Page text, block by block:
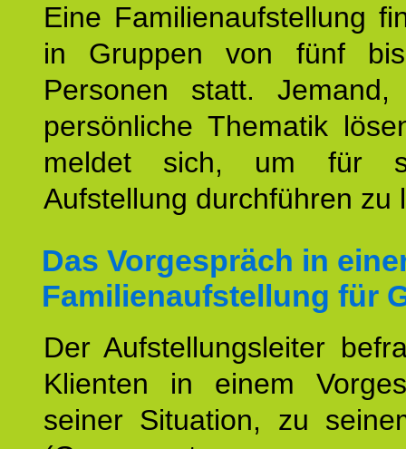
Eine Familienaufstellung
in Gruppen von fünf
Personen statt.
persönliche Thematik
meldet sich, um für
Aufstellung durchführen zu
Das Vorgespräch in
Familienaufstellung für
Der Aufstellungsleiter
Klienten in einem
seiner Situation, zu